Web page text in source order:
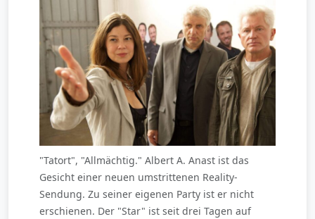
"Tatort", "Allmächtig." Albert A. Anast ist das
Gesicht einer neuen umstrittenen Reality-
Sendung. Zu seiner eigenen Party ist er nicht
erschienen. Der "Star" ist seit drei Tagen auf